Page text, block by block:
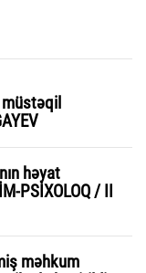
müstəqil
həyat
PSİXOLOQ / II
məhkum